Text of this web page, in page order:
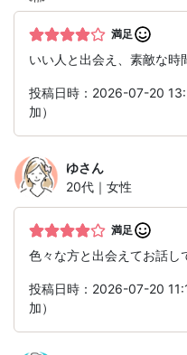
満足
いい人と出会え、素敵な時
投稿日時：2026-07-20
加）
ゆさん
20代｜女性
満足
色々な方と出会えてお話し
投稿日時：2026-07-20
加）